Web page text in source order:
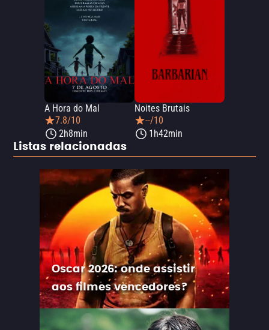
A Hora do Mal
7.8/10
2h8min
Noites Brutais
--/10
1h42min
Listas relacionadas
Oscar 2026: onde assistir
aos filmes vencedores?